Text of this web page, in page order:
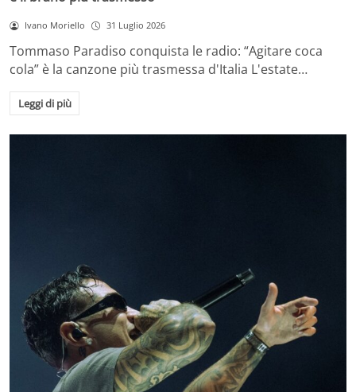
Ivano Moriello 31 Luglio 2026
Tommaso Paradiso conquista le radio: “Agitare coca
cola” è la canzone più trasmessa d'Italia L'estate…
Leggi di più